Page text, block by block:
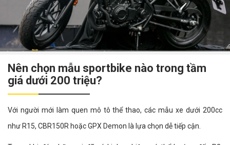
Nên chọn mẫu sportbike nào trong tầm
giá dưới 200 triệu?
Với người mới làm quen mô tô thể thao, các mẫu xe dưới 200cc
như R15, CBR150R hoặc GPX Demon là lựa chọn dễ tiếp cận.